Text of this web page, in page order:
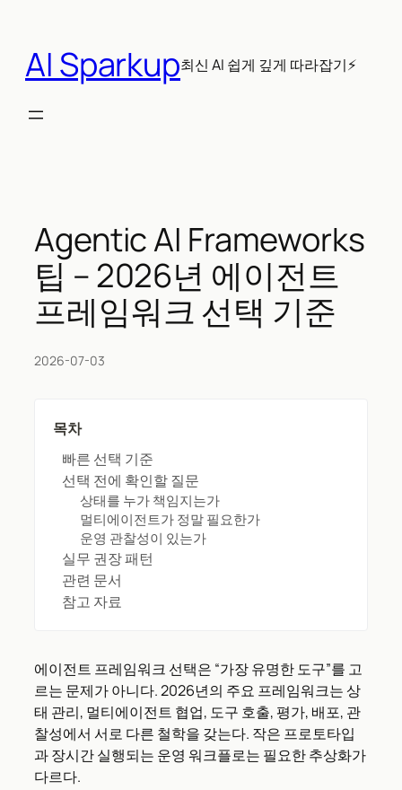
AI Sparkup최신 AI 쉽게 깊게 따라잡기⚡
Agentic AI Frameworks
팁 – 2026년 에이전트
프레임워크 선택 기준
2026-07-03
목차
빠른 선택 기준
선택 전에 확인할 질문
상태를 누가 책임지는가
멀티에이전트가 정말 필요한가
운영 관찰성이 있는가
실무 권장 패턴
관련 문서
참고 자료
에이전트 프레임워크 선택은 “가장 유명한 도구”를 고
르는 문제가 아니다. 2026년의 주요 프레임워크는 상
태 관리, 멀티에이전트 협업, 도구 호출, 평가, 배포, 관
찰성에서 서로 다른 철학을 갖는다. 작은 프로토타입
과 장시간 실행되는 운영 워크플로는 필요한 추상화가
다르다.